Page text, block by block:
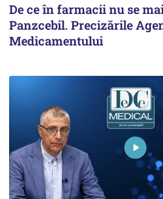
De ce în farmacii nu se
Panzcebil. Precizările
Medicamentului